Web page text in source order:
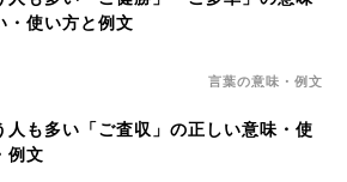
・使い方と例文
言葉の意味・例文
人も多い「ご査収」の正しい意味・使
例文